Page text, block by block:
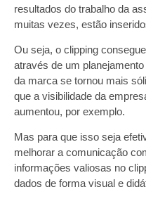
resultados do trabalho da
muitas vezes, estão
Ou seja, o clipping
através de um
da marca se tornou mais
que a visibilidade da
aumentou, por exemplo.
Mas para que isso seja
melhorar a comunicação
informações valiosas no
dados de forma visual e